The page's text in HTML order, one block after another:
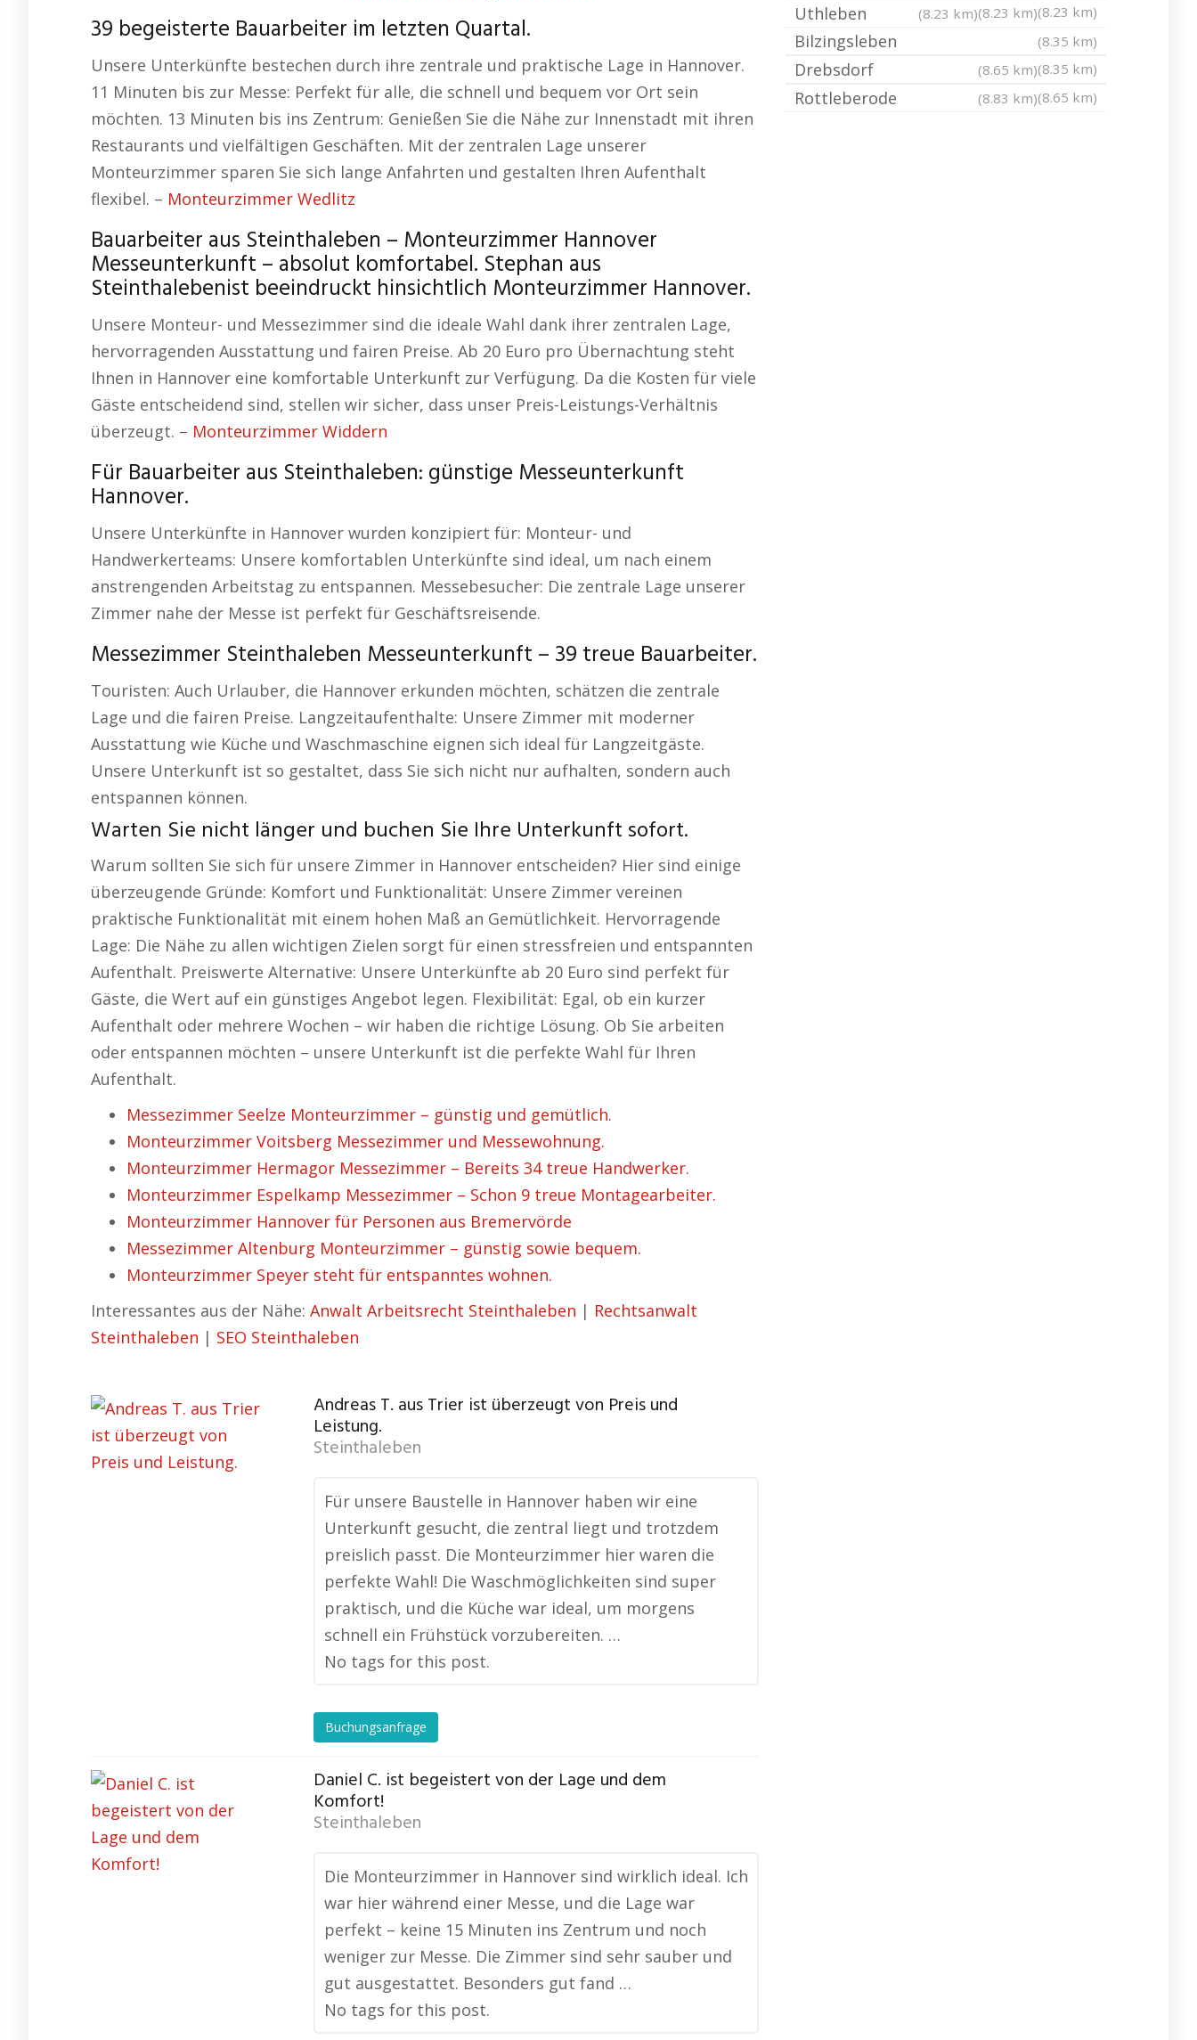
39 begeisterte Bauarbeiter im letzten Quartal.
Unsere Unterkünfte bestechen durch ihre zentrale und praktische Lage in Hannover.
11 Minuten bis zur Messe: Perfekt für alle, die schnell und bequem vor Ort sein
möchten. 13 Minuten bis ins Zentrum: Genießen Sie die Nähe zur Innenstadt mit ihren
Restaurants und vielfältigen Geschäften. Mit der zentralen Lage unserer
Monteurzimmer sparen Sie sich lange Anfahrten und gestalten Ihren Aufenthalt
flexibel. – Monteurzimmer Wedlitz
Bauarbeiter aus Steinthaleben – Monteurzimmer Hannover
Messeunterkunft – absolut komfortabel. Stephan aus
Steinthalebenist beeindruckt hinsichtlich Monteurzimmer Hannover.
Unsere Monteur- und Messezimmer sind die ideale Wahl dank ihrer zentralen Lage,
hervorragenden Ausstattung und fairen Preise. Ab 20 Euro pro Übernachtung steht
Ihnen in Hannover eine komfortable Unterkunft zur Verfügung. Da die Kosten für viele
Gäste entscheidend sind, stellen wir sicher, dass unser Preis-Leistungs-Verhältnis
überzeugt. – Monteurzimmer Widdern
Für Bauarbeiter aus Steinthaleben: günstige Messeunterkunft
Hannover.
Unsere Unterkünfte in Hannover wurden konzipiert für: Monteur- und
Handwerkerteams: Unsere komfortablen Unterkünfte sind ideal, um nach einem
anstrengenden Arbeitstag zu entspannen. Messebesucher: Die zentrale Lage unserer
Zimmer nahe der Messe ist perfekt für Geschäftsreisende.
Messezimmer Steinthaleben Messeunterkunft – 39 treue Bauarbeiter.
Touristen: Auch Urlauber, die Hannover erkunden möchten, schätzen die zentrale
Lage und die fairen Preise. Langzeitaufenthalte: Unsere Zimmer mit moderner
Ausstattung wie Küche und Waschmaschine eignen sich ideal für Langzeitgäste.
Unsere Unterkunft ist so gestaltet, dass Sie sich nicht nur aufhalten, sondern auch
entspannen können.
Warten Sie nicht länger und buchen Sie Ihre Unterkunft sofort.
Warum sollten Sie sich für unsere Zimmer in Hannover entscheiden? Hier sind einige
überzeugende Gründe: Komfort und Funktionalität: Unsere Zimmer vereinen
praktische Funktionalität mit einem hohen Maß an Gemütlichkeit. Hervorragende
Lage: Die Nähe zu allen wichtigen Zielen sorgt für einen stressfreien und entspannten
Aufenthalt. Preiswerte Alternative: Unsere Unterkünfte ab 20 Euro sind perfekt für
Gäste, die Wert auf ein günstiges Angebot legen. Flexibilität: Egal, ob ein kurzer
Aufenthalt oder mehrere Wochen – wir haben die richtige Lösung. Ob Sie arbeiten
oder entspannen möchten – unsere Unterkunft ist die perfekte Wahl für Ihren
Aufenthalt.
Messezimmer Seelze Monteurzimmer – günstig und gemütlich.
Monteurzimmer Voitsberg Messezimmer und Messewohnung.
Monteurzimmer Hermagor Messezimmer – Bereits 34 treue Handwerker.
Monteurzimmer Espelkamp Messezimmer – Schon 9 treue Montagearbeiter.
Monteurzimmer Hannover für Personen aus Bremervörde
Messezimmer Altenburg Monteurzimmer – günstig sowie bequem.
Monteurzimmer Speyer steht für entspanntes wohnen.
Interessantes aus der Nähe: Anwalt Arbeitsrecht Steinthaleben | Rechtsanwalt
Steinthaleben | SEO Steinthaleben
Andreas T. aus Trier ist überzeugt von Preis und
Leistung.
Steinthaleben
Für unsere Baustelle in Hannover haben wir eine
Unterkunft gesucht, die zentral liegt und trotzdem
preislich passt. Die Monteurzimmer hier waren die
perfekte Wahl! Die Waschmöglichkeiten sind super
praktisch, und die Küche war ideal, um morgens
schnell ein Frühstück vorzubereiten. …
No tags for this post.
Buchungsanfrage
Daniel C. ist begeistert von der Lage und dem
Komfort!
Steinthaleben
Die Monteurzimmer in Hannover sind wirklich ideal. Ich
war hier während einer Messe, und die Lage war
perfekt – keine 15 Minuten ins Zentrum und noch
weniger zur Messe. Die Zimmer sind sehr sauber und
gut ausgestattet. Besonders gut fand …
No tags for this post.
(8.23 km)
(8.23 km)
Uthleben (8.23 km)
Bilzingsleben
(8.35 km)
(8.35 km)
Drebsdorf
(8.65 km)
(8.65 km)
Rottleberode (8.83 km)